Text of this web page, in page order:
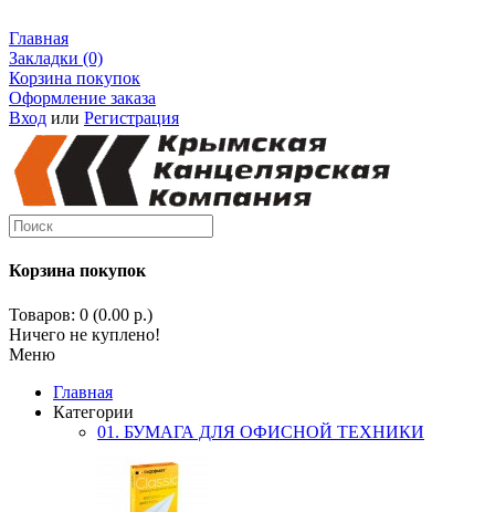
Главная
Закладки (0)
Корзина покупок
Оформление заказа
Вход или Регистрация
Корзина покупок
Товаров: 0 (0.00 р.)
Ничего не куплено!
Меню
Главная
Категории
01. БУМАГА ДЛЯ ОФИСНОЙ ТЕХНИКИ